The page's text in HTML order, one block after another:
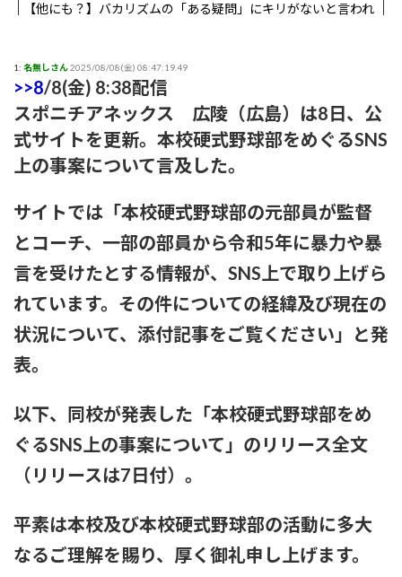
【他にも？】バカリズムの「ある疑問」にキリがないと言われ
【まさか？】勝俣州和さんの「ある理由」よりも驚きの事実が
判明することに
【生存確認】Juice=Juice段原瑠々さん、梁川奈々美さんとデー
ト
日で100万再生突破ｗｗ
【画像】女子アナさん、うっかり街中でコートを前開きにして
射精欲を煽ってしまうwwwwww
小髙茉緒アナ 巨乳を乗せる！！【GIF動画あり】
【画像】風俗でこのレベルのキツネ系女子が出てきたらどうす
る？
あいみょん「私が乳出してるみたいな…きもすぎ」ネット上で
出回るAI画像に苦言
1: 名無しさん2025/08/08(金) 08:47:19.49
>>8/8(金) 8:38配信
スポニチアネックス 広陵（広島）は8日、公
式サイトを更新。本校硬式野球部をめぐるSNS
上の事案について言及した。
サイトでは「本校硬式野球部の元部員が監督
とコーチ、一部の部員から令和5年に暴力や暴
言を受けたとする情報が、SNS上で取り上げら
れています。その件についての経緯及び現在の
状況について、添付記事をご覧ください」と発
表。
以下、同校が発表した「本校硬式野球部をめ
ぐるSNS上の事案について」のリリース全文
（リリースは7日付）。
平素は本校及び本校硬式野球部の活動に多大
なるご理解を賜り、厚く御礼申し上げます。